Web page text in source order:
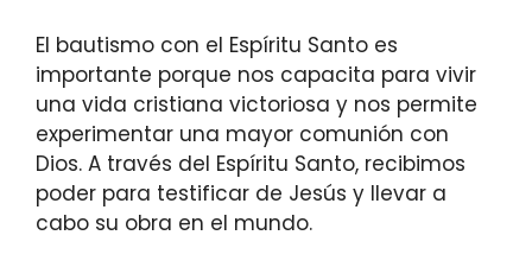
El bautismo con el Espíritu Santo es
importante porque nos capacita para vivir
una vida cristiana victoriosa y nos permite
experimentar una mayor comunión con
Dios. A través del Espíritu Santo, recibimos
poder para testificar de Jesús y llevar a
cabo su obra en el mundo.